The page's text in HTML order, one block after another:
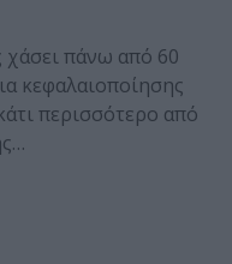
χάσει πάνω από 60
κεφαλαιοποίησης
περισσότερο από